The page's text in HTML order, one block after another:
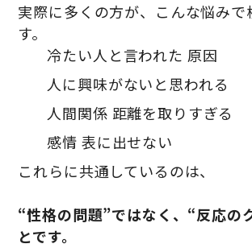
実際に多くの方が、こんな悩みで
す。
冷たい人と言われた 原因
人に興味がないと思われる
人間関係 距離を取りすぎる
感情 表に出せない
これらに共通しているのは、
“性格の問題”ではなく、“反応の
とです。